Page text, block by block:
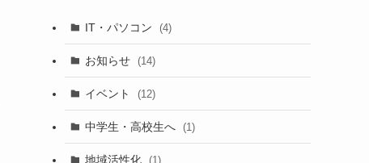
IT・パソコン (4)
お知らせ (14)
イベント (12)
中学生・高校生へ (1)
地域活性化 (1)